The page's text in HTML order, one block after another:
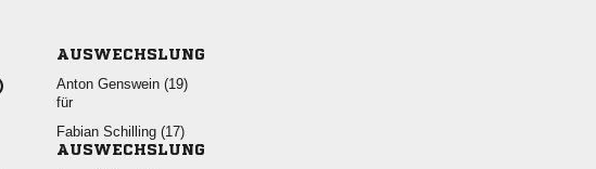
AUSWECHSLUNG
  
für
  
AUSWECHSLUNG